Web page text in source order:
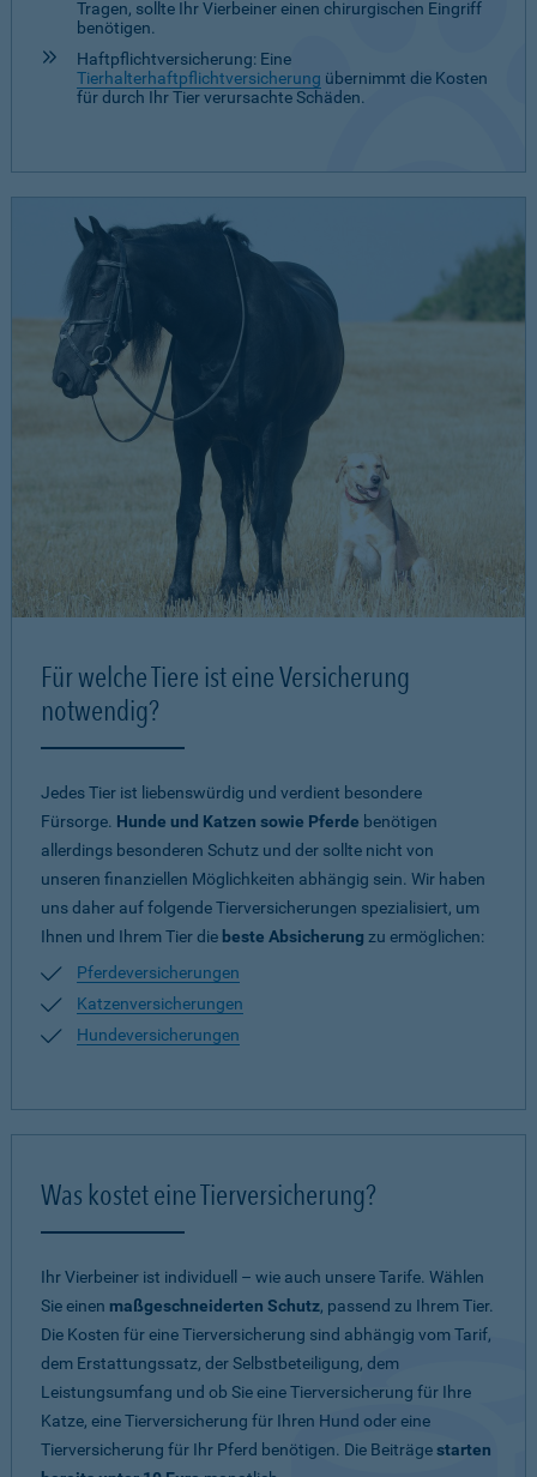
Tragen, sollte Ihr Vierbeiner einen chirurgischen Eingriff
benötigen.
Haftpflichtversicherung: Eine
Tierhalterhaftpflichtversicherung übernimmt die Kosten
für durch Ihr Tier verursachte Schäden.
Für welche Tiere ist eine Versicherung
notwendig?
Jedes Tier ist liebenswürdig und verdient besondere
Fürsorge. Hunde und Katzen sowie Pferde benötigen
allerdings besonderen Schutz und der sollte nicht von
unseren finanziellen Möglichkeiten abhängig sein. Wir haben
uns daher auf folgende Tierversicherungen spezialisiert, um
Ihnen und Ihrem Tier die beste Absicherung zu ermöglichen:
Pferdeversicherungen
Katzenversicherungen
Hundeversicherungen
Was kostet eine Tierversicherung?
Ihr Vierbeiner ist individuell – wie auch unsere Tarife. Wählen
Sie einen maßgeschneiderten Schutz, passend zu Ihrem Tier.
Die Kosten für eine Tierversicherung sind abhängig vom Tarif,
dem Erstattungssatz, der Selbstbeteiligung, dem
Leistungsumfang und ob Sie eine Tierversicherung für Ihre
Katze, eine Tierversicherung für Ihren Hund oder eine
Tierversicherung für Ihr Pferd benötigen. Die Beiträgestarten